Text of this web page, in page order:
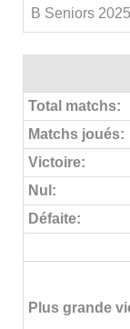
B Seniors
Total matchs:
Matchs joués:
Victoire:
Nul:
Défaite:
Plus grande